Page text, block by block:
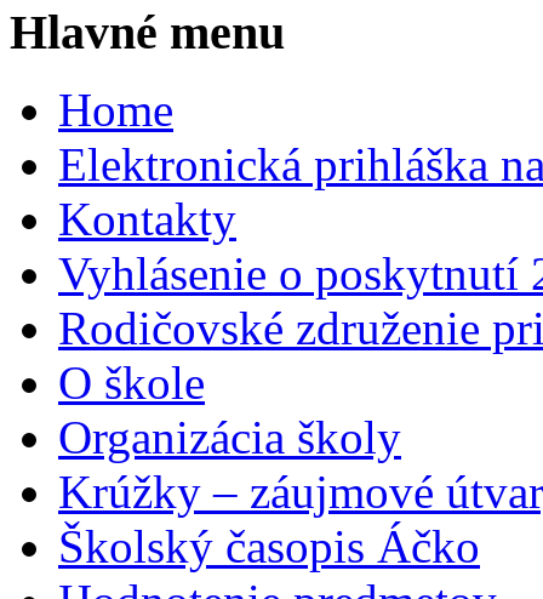
Hlavné menu
Home
Elektronická prihláška
Kontakty
Vyhlásenie o poskytnutí
Rodičovské združenie
O škole
Organizácia školy
Krúžky – záujmové
Školský časopis Áčko